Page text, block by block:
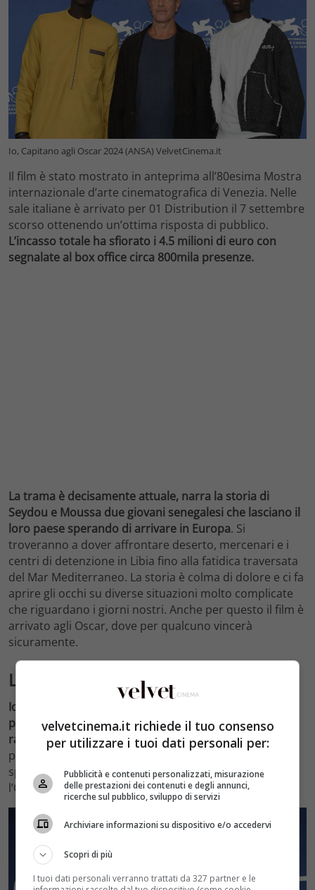
Io, Capitano agli Oscar 2024 (ANSA) VelvetCinema.it
Il film è stato mostrato in anteprima all’80esima Mostra
internazionale d’arte cinematografica di Venezia. Nelle
sale italiane è arrivato per 01 Distribution il 7 settembre
scorso ottenendo un’ottima risposta di pubblico.
L’incasso totale ha sfiorato i 4.5 milioni di euro con
segnalate al box office circa 800mila presenze.
La trama è decisamente attuale, narra la storia di
Seydou e Moussa due giovani senegalesi che lasciano il
loro paese sperando di arrivare in Europa. Si
troveranno a dover affrontare deserto, mercenari e i
centri di detenzione in Libia fino alla fatidica traversata
del Mar Mediterraneo. La storia è colma di dolore e ci fa
aprire gli occhi su diverse situazioni molto complicate
che riguardano i giorni nostri. Anche per questo il film è
arrivato agli Oscar, dove per qualcuno vincerà
sicuramente.
Le parole su Io, Capitano
Io, Capitano è un film che ha commosso tutto il paese
per la sua forza propulsiva, per il suo modo di
raccontare il dramma in maniera empatica.Non
possiamo che ammirare il coraggio avuto da uno
splendido artista come Matteo Garrone che si merita
l’Oscar.
velvetcinema.it richiede il tuo consenso
per utilizzare i tuoi dati personali per:
Pubblicità e contenuti personalizzati, misurazione
delle prestazioni dei contenuti e degli annunci,
ricerche sul pubblico, sviluppo di servizi
Archiviare informazioni su dispositivo e/o accedervi
Scopri di più
I tuoi dati personali verranno trattati da 327 partner e le